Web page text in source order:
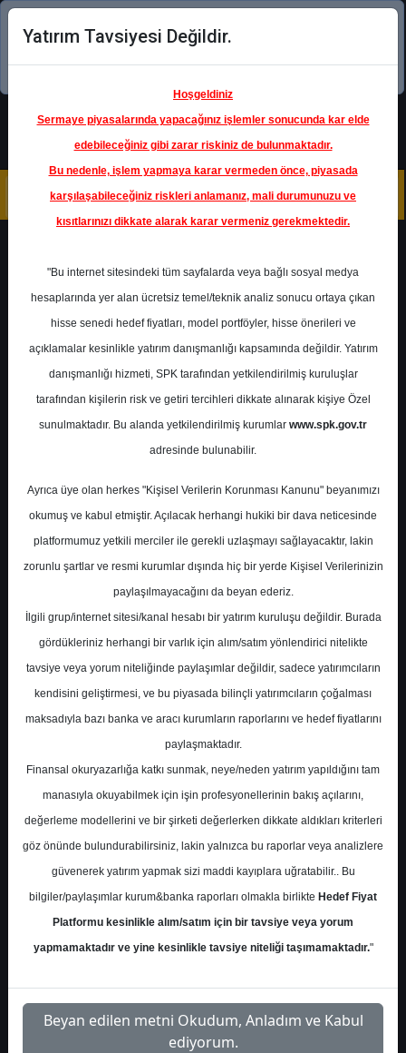
Şimdi uygulamayı indirin!
VESTL- VESTEL ELEKTRONİK
SANAYİ VE TİCARET A.Ş.
Hedef Fiyat 77.50 ₺
Getiri
%0.00
0 0
En Yüksek Tahmin
Ortalama Fiyat Tahmini
Ortalama Getiri Potansiyeli
Kurum Sayısı
2
2
Yatırım Tavsiyesi Değildir.
Hoşgeldiniz
Sermaye piyasalarında yapacağınız işlemler sonucunda kar elde
edebileceğiniz gibi zarar riskiniz de bulunmaktadır.
Bu nedenle, işlem yapmaya karar vermeden önce, piyasada
karşılaşabileceğiniz riskleri anlamanız, mali durumunuzu ve
kısıtlarınızı dikkate alarak karar vermeniz gerekmektedir.
"Bu internet sitesindeki tüm sayfalarda veya bağlı sosyal medya
hesaplarında yer alan ücretsiz temel/teknik analiz sonucu ortaya çıkan
hisse senedi hedef fiyatları, model portföyler, hisse önerileri ve
açıklamalar kesinlikle yatırım danışmanlığı kapsamında değildir. Yatırım
danışmanlığı hizmeti, SPK tarafından yetkilendirilmiş kuruluşlar
tarafından kişilerin risk ve getiri tercihleri dikkate alınarak kişiye Özel
sunulmaktadır. Bu alanda yetkilendirilmiş kurumlar www.spk.gov.tr
adresinde bulunabilir.
Ayrıca üye olan herkes "Kişisel Verilerin Korunması Kanunu" beyanımızı
okumuş ve kabul etmiştir. Açılacak herhangi hukiki bir dava neticesinde
platformumuz yetkili merciler ile gerekli uzlaşmayı sağlayacaktır, lakin
zorunlu şartlar ve resmi kurumlar dışında hiç bir yerde Kişisel Verilerinizin
paylaşılmayacağını da beyan ederiz.
İlgili grup/internet sitesi/kanal hesabı bir yatırım kuruluşu değildir. Burada
gördükleriniz herhangi bir varlık için alım/satım yönlendirici nitelikte
tavsiye veya yorum niteliğinde paylaşımlar değildir, sadece yatırımcıların
kendisini geliştirmesi, ve bu piyasada bilinçli yatırımcıların çoğalması
maksadıyla bazı banka ve aracı kurumların raporlarını ve hedef fiyatlarını
paylaşmaktadır.
Finansal okuryazarlığa katkı sunmak, neye/neden yatırım yapıldığını tam
manasıyla okuyabilmek için işin profesyonellerinin bakış açılarını,
değerleme modellerini ve bir şirketi değerlerken dikkate aldıkları kriterleri
göz önünde bulundurabilirsiniz, lakin yalnızca bu raporlar veya analizlere
güvenerek yatırım yapmak sizi maddi kayıplara uğratabilir.. Bu
bilgiler/paylaşımlar kurum&banka raporları olmakla birlikte Hedef Fiyat
Platformu kesinlikle alım/satım için bir tavsiye veya yorum
yapmamaktadır ve yine kesinlikle tavsiye niteliği taşımamaktadır."
Beyan edilen metni Okudum, Anladım ve Kabul
ediyorum.